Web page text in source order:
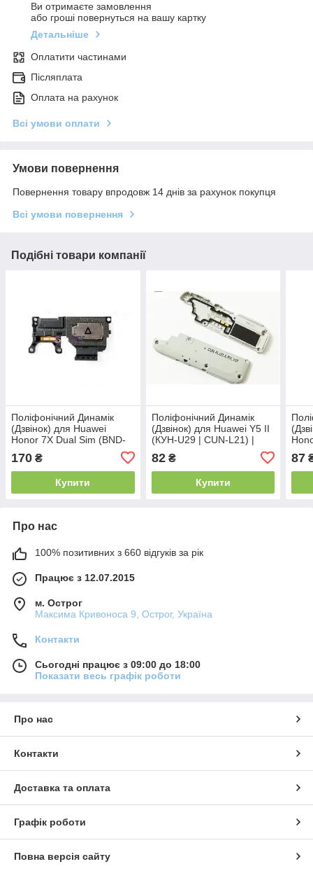
Ви отримаєте замовлення
або гроші повернуться на вашу картку
Детальніше
Оплатити частинами
Післяплата
Оплата на рахунок
Всі умови оплати
Умови повернення
Повернення товару впродовж 14 днів за рахунок покупця
Всі умови повернення
Подібні товари компанії
Поліфонічний Динамік
(Дзвінок) для Huawei
Honor 7X Dual Sim (BND-
170 ₴
Купити
Поліфонічний Динамік
(Дзвінок) для Huawei Y5 II
(КУН-U29 | CUN-L21) |
рамці
82₴
Купити
87
Про нас
100% позитивних з 660 відгуків за рік
Працює з 12.07.2015
м. Острог
Максима Кривоноса 9, Острог, Україна
Контакти
Сьогодні працює з 09:00 до 18:00
Показати весь графік роботи
Про нас
Контакти
Доставка та оплата
Графік роботи
Повна версія сайту